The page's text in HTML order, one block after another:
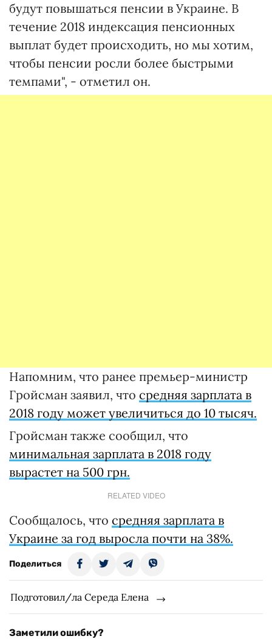
будут повышаться пенсии в Украине. В
течение 2018 индексация пенсионных
выплат будет происходить, но мы хотим,
чтобы пенсии росли более быстрыми
темпами", - отметил он.
Напомним, что ранее премьер-министр
Гройсман заявил, что средняя зарплата в
2018 году может увеличиться до 10 тысяч.
Гройсман также сообщил, что
минимальная зарплата в 2018 году
вырастет на 500 грн.
RELATED VIDEO
Сообщалось, что средняя зарплата в
Украине за год выросла почти на 38%.
Поделиться
Подготовил/ла Середа Елена
Заметили ошибку?